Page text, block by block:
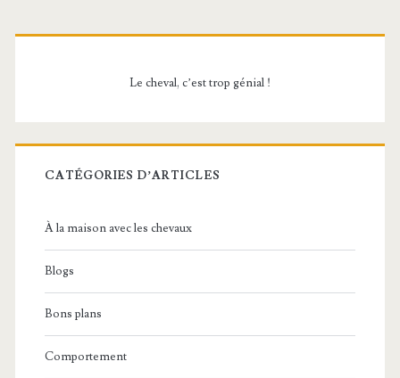
Barre
Le cheval, c’est trop génial !
CATÉGORIES D’ARTICLES
À la maison avec les chevaux
Blogs
Bons plans
Comportement